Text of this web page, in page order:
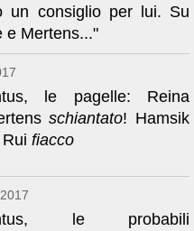
un consiglio per lui. Su
e Mertens..."
le pagelle: Reina
schiantato! Hamsik
fiacco
le probabili